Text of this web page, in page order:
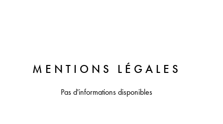
MENTIONS LÉGALES
Pas d'informations disponibles